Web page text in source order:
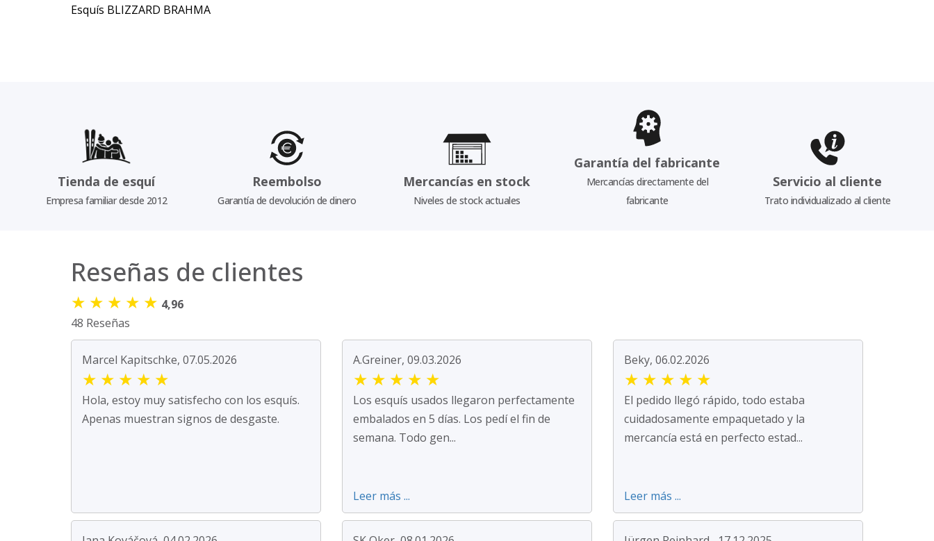
Esquís BLIZZARD BRAHMA
Tienda de esquí
Empresa familiar desde 2012
Reembolso
Garantía de devolución de dinero
Mercancías en stock
Niveles de stock actuales
Garantía del fabricante
Mercancías directamente del
fabricante
Servicio al cliente
Trato individualizado al cliente
Reseñas de clientes
★ ★ ★ ★ ★ 4,96
48 Reseñas
Marcel Kapitschke, 07.05.2026
★ ★ ★ ★ ★
Hola, estoy muy satisfecho con los esquís.
Apenas muestran signos de desgaste.
A.Greiner, 09.03.2026
★ ★ ★ ★ ★
Los esquís usados llegaron perfectamente
embalados en 5 días. Los pedí el fin de
semana. Todo gen...
Leer más ...
Beky, 06.02.2026
★ ★ ★ ★ ★
El pedido llegó rápido, todo estaba
cuidadosamente empaquetado y la
mercancía está en perfecto estad...
Leer más ...